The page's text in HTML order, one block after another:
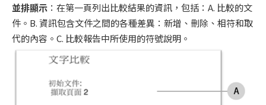
並排顯示 ：在第一頁列出比較結果的資訊，包括：A. 比較的文
件。B. 資訊包含文件之間的各種差異：新增、刪除、相符和取
代的內容。C. 比較報告中所使用的符號說明。